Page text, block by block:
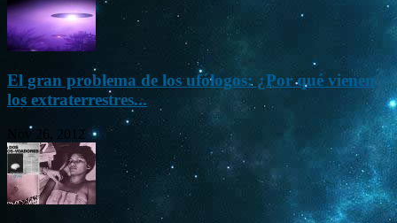
El gran problema de los ufólogos: ¿Por qué vienen
los extraterrestres...
Nov 26, 2012